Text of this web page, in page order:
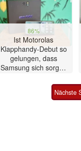
86%
Ist Motorolas
Klapphandy-Debut so
gelungen, dass
Samsung sich sorgen
Smartphone im Test
Nächste